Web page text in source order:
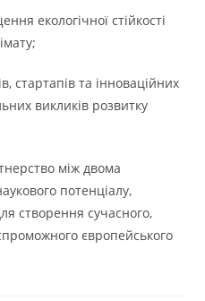
екологічної стійкості
стартапів та інноваційних
викликів розвитку
між двома
потенціалу,
створення сучасного,
європейського